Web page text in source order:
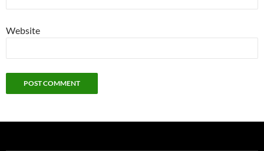
Website